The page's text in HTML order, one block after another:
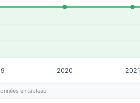
2020 2021
en tableau